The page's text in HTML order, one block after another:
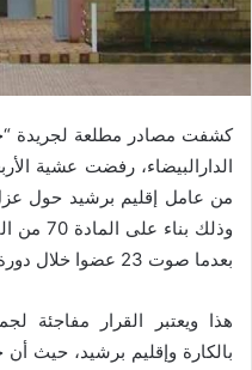
من عامل إقليم برشيد حول
وذلك
بعدما صوت 23 عضوا خلال دورة أكتوبر على طلب إقالة الرئيس.
هذا ويعتبر القرار مفاجئة
بالكارة وإقليم برشيد، حيث